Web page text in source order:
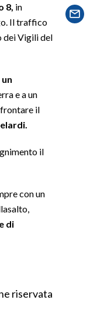
8, in
Il traffico
dei Vigili del
un
e a un
il
il
con un
di
riservata